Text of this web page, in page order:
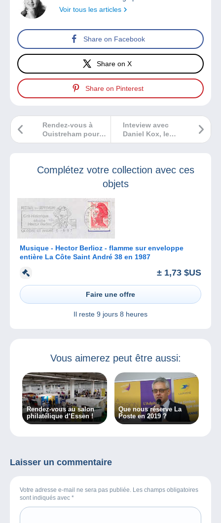
Voir tous les articles
Share on Facebook
Share on X
Share on Pinterest
Inteview avec
Daniel Kox, le
dessinateur de
Rendez-vous à
Ouistreham pour
un salon maxi-
Complétez votre collection avec ces
objets
Musique - Hector Berlioz - flamme sur enveloppe
entière La Côte Saint André 38 en 1987
± 1,73 $US
Faire une offre
Il reste 9 jours 8 heures
Vous aimerez peut être aussi:
Rendez-vous au salon
philatélique d’Essen !
Que nous réserve La
Poste en 2019 ?
Laisser un commentaire
Votre adresse e-mail ne sera pas publiée. Les champs obligatoires
sont indiqués avec *